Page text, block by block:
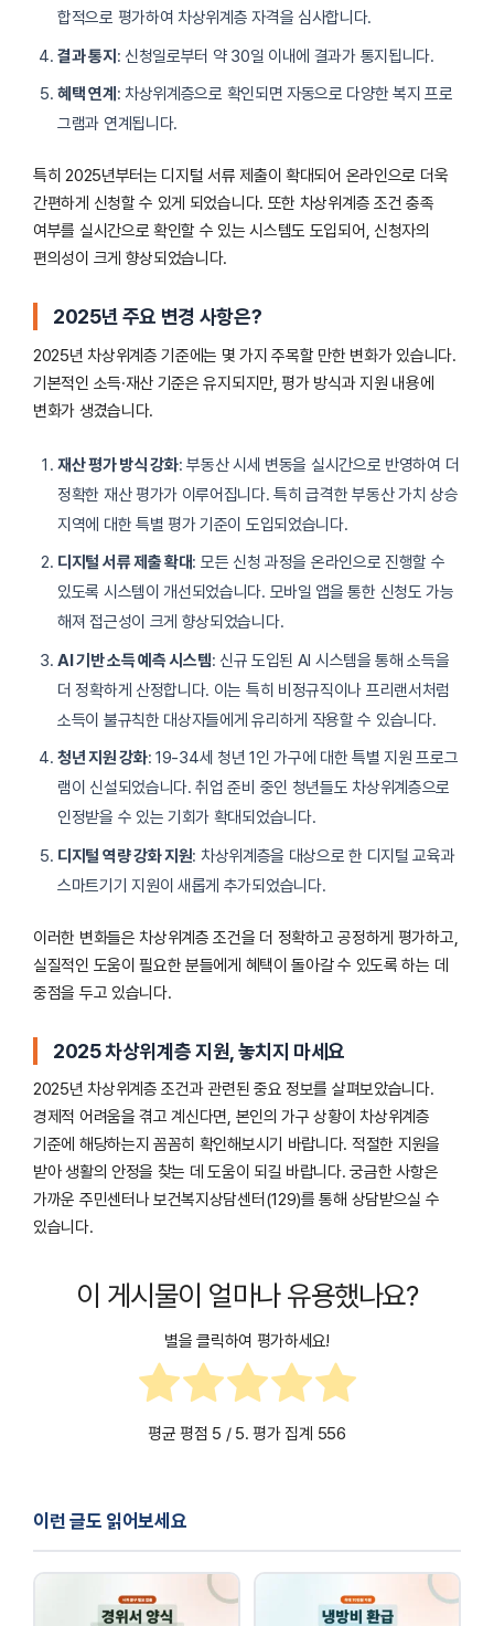
합적으로 평가하여 차상위계층 자격을 심사합니다.
결과 통지 : 신청일로부터 약 30일 이내에 결과가 통지됩니다.
혜택 연계 : 차상위계층으로 확인되면 자동으로 다양한 복지 프로
그램과 연계됩니다.
특히 2025년부터는 디지털 서류 제출이 확대되어 온라인으로 더욱
간편하게 신청할 수 있게 되었습니다. 또한 차상위계층 조건 충족
여부를 실시간으로 확인할 수 있는 시스템도 도입되어, 신청자의
편의성이 크게 향상되었습니다.
2025년 주요 변경 사항은?
2025년 차상위계층 기준에는 몇 가지 주목할 만한 변화가 있습니다.
기본적인 소득·재산 기준은 유지되지만, 평가 방식과 지원 내용에
변화가 생겼습니다.
재산 평가 방식 강화: 부동산 시세 변동을 실시간으로 반영하여 더
정확한 재산 평가가 이루어집니다. 특히 급격한 부동산 가치 상승
지역에 대한 특별 평가 기준이 도입되었습니다.
디지털 서류 제출 확대: 모든 신청 과정을 온라인으로 진행할 수
있도록 시스템이 개선되었습니다. 모바일 앱을 통한 신청도 가능
해져 접근성이 크게 향상되었습니다.
AI 기반 소득 예측 시스템: 신규 도입된 AI 시스템을 통해 소득을
더 정확하게 산정합니다. 이는 특히 비정규직이나 프리랜서처럼
소득이 불규칙한 대상자들에게 유리하게 작용할 수 있습니다.
청년 지원 강화: 19-34세 청년 1인 가구에 대한 특별 지원 프로그
램이 신설되었습니다. 취업 준비 중인 청년들도 차상위계층으로
인정받을 수 있는 기회가 확대되었습니다.
디지털 역량 강화 지원: 차상위계층을 대상으로 한 디지털 교육과
스마트기기 지원이 새롭게 추가되었습니다.
이러한 변화들은 차상위계층 조건을 더 정확하고 공정하게 평가하고,
실질적인 도움이 필요한 분들에게 혜택이 돌아갈 수 있도록 하는 데
중점을 두고 있습니다.
2025 차상위계층 지원, 놓치지 마세요
2025년 차상위계층 조건과 관련된 중요 정보를 살펴보았습니다.
경제적 어려움을 겪고 계신다면, 본인의 가구 상황이 차상위계층
기준에 해당하는지 꼼꼼히 확인해보시기 바랍니다. 적절한 지원을
받아 생활의 안정을 찾는 데 도움이 되길 바랍니다. 궁금한 사항은
가까운 주민센터나 보건복지상담센터(129)를 통해 상담받으실 수
있습니다.
이 게시물이 얼마나 유용했나요?
별을 클릭하여 평가하세요!
평균 평점 5 / 5. 평가 집계 556
이런 글도 읽어보세요